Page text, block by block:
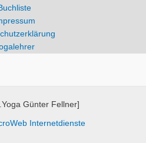
Günter Fellner]
Internetdienste